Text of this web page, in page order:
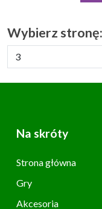
Wybierz stronę:
Na skróty
Strona główna
Gry
Akcesoria